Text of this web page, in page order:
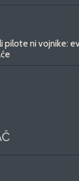
pilote ni vojnike: